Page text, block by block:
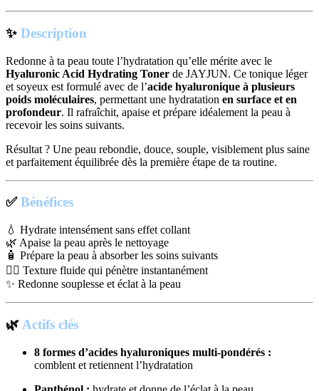
✨ Description
Redonne à ta peau toute l’hydratation qu’elle mérite avec le
Hyaluronic Acid Hydrating Toner de JAYJUN. Ce tonique léger
et soyeux est formulé avec de l’acide hyaluronique à plusieurs
poids moléculaires, permettant une hydratation en surface et en
profondeur. Il rafraîchit, apaise et prépare idéalement la peau à
recevoir les soins suivants.
Résultat ? Une peau rebondie, douce, souple, visiblement plus saine
et parfaitement équilibrée dès la première étape de ta routine.
✅Bénéfices
💧 Hydrate intensément sans effet collant
🌿 Apaise la peau après le nettoyage
🧴 Prépare la peau à absorber les soins suivants
🧖‍♀️ Texture fluide qui pénètre instantanément
✨ Redonne souplesse et éclat à la peau
🌿 Actifs clés
8 formes d’acides hyaluroniques multi-pondérés :
comblent et retiennent l’hydratation